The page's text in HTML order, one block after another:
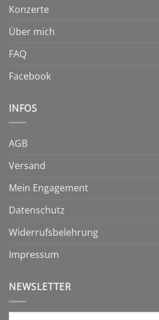
Konzerte
Über mich
FAQ
Facebook
INFOS
AGB
Versand
Mein Engagement
Datenschutz
Widerrufsbelehrung
Impressum
NEWSLETTER